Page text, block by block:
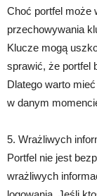
Choć portfel może
przechowywania
Klucze mogą
sprawić, że portfel
Dlatego warto
w danym
5. Wrażliwych
Portfel nie jest
wrażliwych